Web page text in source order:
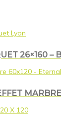
26×160 –